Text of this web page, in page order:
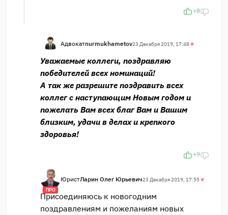
+8
Адвокатnurmukhametov23 Декабря 2019, 17:48#
Уважаемые коллеги, поздравляю
победителей всех номинаций!
А так же разрешите поздравить всех
коллег с наступающим Новым годом и
пожелать Вам всех благ Вам и Вашим
близким, удачи в делах и крепкого
здоровья!
+9
ПРО
ЮристЛарин Олег Юрьевич23 Декабря 2019, 17:55#
Присоединяюсь к новогодним
поздравлениям и пожеланиям новых